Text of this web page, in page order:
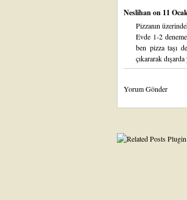
Neslihanon 11
Pizzanın
Evde 1-2
ben pizza taşı
çıkararak
Yorum Gönder